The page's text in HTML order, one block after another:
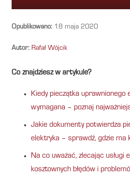
Opublikowano: 18 maja 2020
Autor: Rafał Wójcik
Co znajdziesz w artykule?
Kiedy pieczątka uprawnionego
wymagana – poznaj
Jakie dokumenty potwierdza
elektryka – sprawdź, gdzie ma
Na co uważać, zlecając usługi
kosztownych błędów i